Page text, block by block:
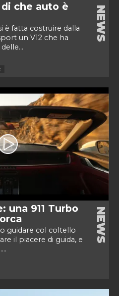
che auto è
è fatta costruire dalla
un V12 che ha
NEWS
una 911 Turbo
guidare col coltello
il piacere di guida, e
NEWS